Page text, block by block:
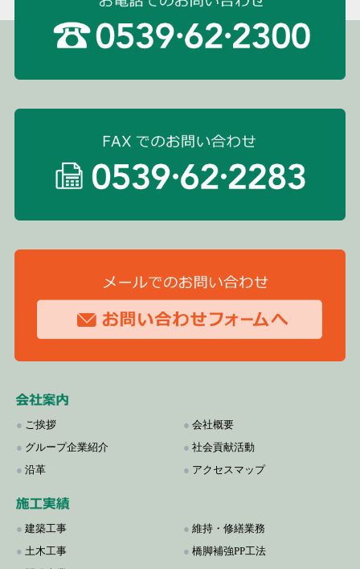
● ご挨拶
● グループ企業紹介
● 沿革
●会社概要
●社会貢献活動
● アクセスマップ
● 建築工事
● 土木工事
●維持・修繕業務
●橋脚補強PP工法